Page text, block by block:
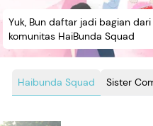
Haibunda Squad Sister
Yuk, Bun daftar jadi bagian dari
komunitas HaiBunda Squad